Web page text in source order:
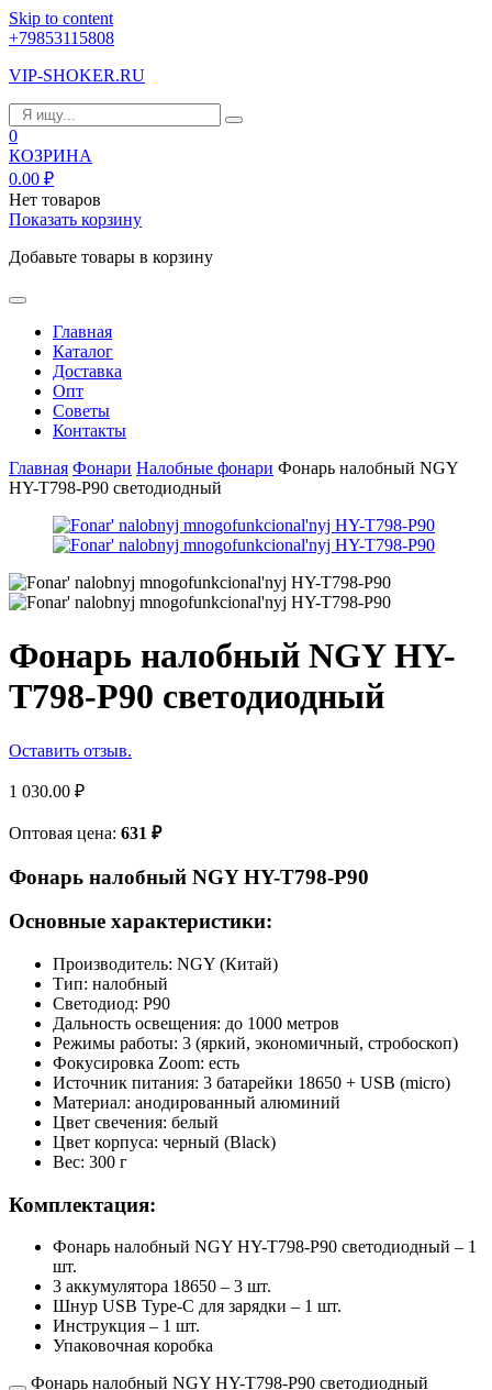
Skip to content
+79853115808
VIP-SHOKER.RU
0
КОЗРИНА
0.00 ₽
Нет товаров
Показать корзину
Добавьте товары в корзину
Главная
Каталог
Доставка
Опт
Советы
Контакты
Главная Фонари Налобные фонари Фонарь налобный NGY
HY-T798-P90 светодиодный
Фонарь налобный NGY HY-
T798-P90 светодиодный
Оставить отзыв.
1 030.00 ₽
Оптовая цена: 631 ₽
Фонарь налобный NGY HY-T798-P90
Основные характеристики:
Производитель: NGY (Китай)
Тип: налобный
Светодиод: P90
Дальность освещения: до 1000 метров
Режимы работы: 3 (яркий, экономичный, стробоскоп)
Фокусировка Zoom: есть
Источник питания: 3 батарейки 18650 + USB (micro)
Материал: анодированный алюминий
Цвет свечения: белый
Цвет корпуса: черный (Black)
Вес: 300 г
Комплектация:
Фонарь налобный NGY HY-T798-P90 светодиодный – 1
шт.
3 аккумулятора 18650 – 3 шт.
Шнур USB Type-C для зарядки – 1 шт.
Инструкция – 1 шт.
Упаковочная коробка
Фонарь налобный NGY HY-T798-P90 светодиодный